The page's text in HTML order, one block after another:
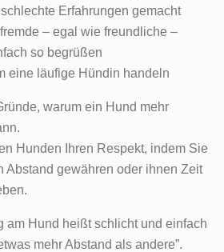
Erfahrungen gemacht
– egal wie freundliche –
so begrüßen
eine läufige Hündin handeln
warum ein Hund mehr
Hunden Ihren Respekt, indem Sie
Abstand gewähren oder ihnen Zeit
am Hund heißt schlicht und einfach
mehr Abstand als andere”.